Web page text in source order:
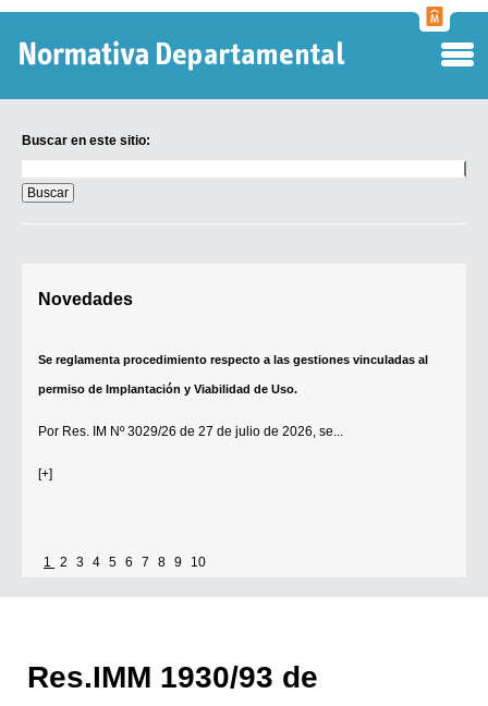
Buscar en este sitio:
en
este
sitio:
Novedades
Se reglamenta procedimiento respecto a las gestiones vinculadas al
permiso de Implantación y Viabilidad de Uso.
Por Res. IM Nº 3029/26 de 27 de julio de 2026, se...
[+]
1 2 3 4 5 6 7 8 9 10
Res.IMM 1930/93 de